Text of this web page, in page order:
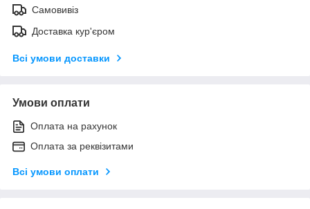
Самовивіз
Доставка кур'єром
Всі умови доставки
Умови оплати
Оплата на рахунок
Оплата за реквізитами
Всі умови оплати